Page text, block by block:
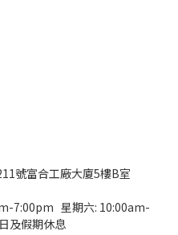
號富合工廠大廈5樓B室
7:00pm 星期六: 10:00am-
及假期休息